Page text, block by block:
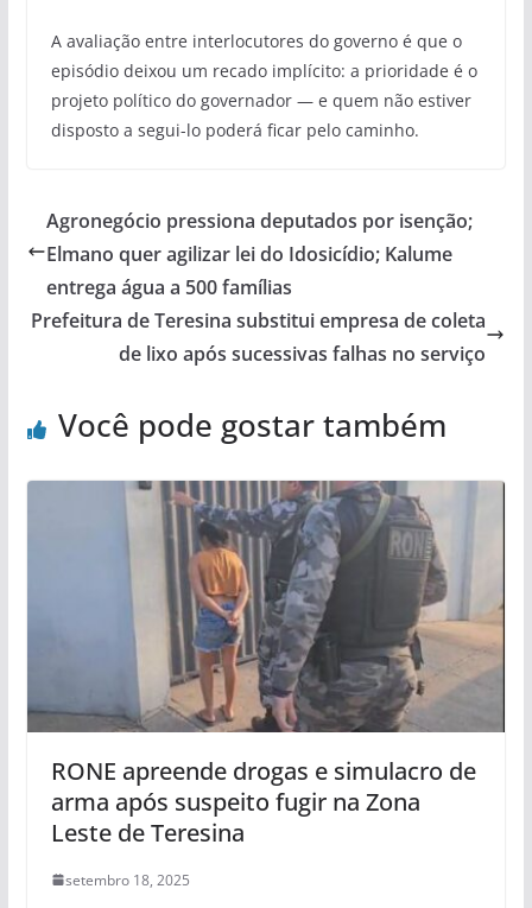
A avaliação entre interlocutores do governo é que o
episódio deixou um recado implícito: a prioridade é o
projeto político do governador — e quem não estiver
disposto a segui-lo poderá ficar pelo caminho.
Agronegócio pressiona deputados por isenção;
Elmano quer agilizar lei do Idosicídio; Kalume
entrega água a 500 famílias
Prefeitura de Teresina substitui empresa de coleta
de lixo após sucessivas falhas no serviço
Você pode gostar também
RONE apreende drogas e simulacro de
arma após suspeito fugir na Zona
Leste de Teresina
setembro 18, 2025